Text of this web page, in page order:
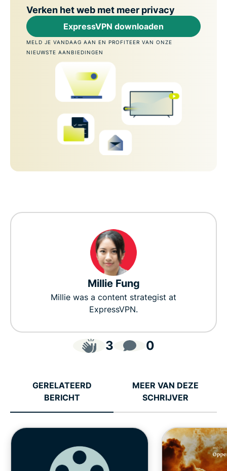
Verken het web met meer privacy
ExpressVPN downloaden
MELD JE VANDAAG AAN EN PROFITEER VAN ONZE
NIEUWSTE AANBIEDINGEN
Millie Fung
Millie was a content strategist at
ExpressVPN.
3 0
GERELATEERD
BERICHT
MEER VAN DEZE
SCHRIJVER